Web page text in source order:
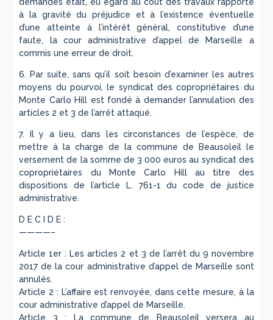
demandés était, eu égard au coût des travaux rapporté
à la gravité du préjudice et à l’existence éventuelle
d’une atteinte à l’intérêt général, constitutive d’une
faute, la cour administrative d’appel de Marseille a
commis une erreur de droit.
6. Par suite, sans qu’il soit besoin d’examiner les autres
moyens du pourvoi, le syndicat des copropriétaires du
Monte Carlo Hill est fondé à demander l’annulation des
articles 2 et 3 de l’arrêt attaqué.
7. Il y a lieu, dans les circonstances de l’espèce, de
mettre à la charge de la commune de Beausoleil le
versement de la somme de 3 000 euros au syndicat des
copropriétaires du Monte Carlo Hill au titre des
dispositions de l’article L. 761-1 du code de justice
administrative.
D E C I D E :
————–
Article 1er : Les articles 2 et 3 de l’arrêt du 9 novembre
2017 de la cour administrative d’appel de Marseille sont
annulés.
Article 2 : L’affaire est renvoyée, dans cette mesure, à la
cour administrative d’appel de Marseille.
Article 3 : La commune de Beausoleil versera au